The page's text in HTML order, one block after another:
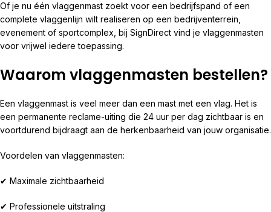
Of je nu één vlaggenmast zoekt voor een bedrijfspand of een
complete vlaggenlijn wilt realiseren op een bedrijventerrein,
evenement of sportcomplex, bij SignDirect vind je vlaggenmasten
voor vrijwel iedere toepassing.
Waarom vlaggenmasten bestellen?
Een vlaggenmast is veel meer dan een mast met een vlag. Het is
een permanente reclame-uiting die 24 uur per dag zichtbaar is en
voortdurend bijdraagt aan de herkenbaarheid van jouw organisatie.
Voordelen van vlaggenmasten:
✔ Maximale zichtbaarheid
✔ Professionele uitstraling